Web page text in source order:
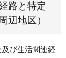
路と特定
辺地区）
び生活関連経